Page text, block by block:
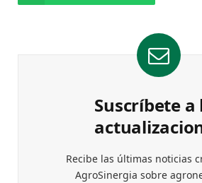
Suscríbete a
Recibe las últimas noticias
AgroSinergia sobre